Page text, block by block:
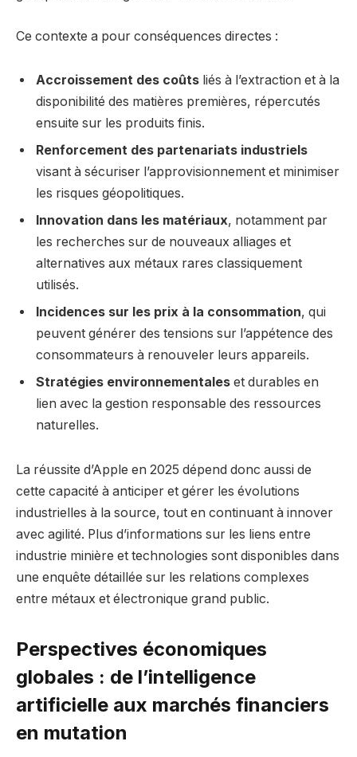
Ce contexte a pour conséquences directes :
Accroissement des coûts liés à l’extraction et à la
disponibilité des matières premières, répercutés
ensuite sur les produits finis.
Renforcement des partenariats industriels
visant à sécuriser l’approvisionnement et minimiser
les risques géopolitiques.
Innovation dans les matériaux, notamment par
les recherches sur de nouveaux alliages et
alternatives aux métaux rares classiquement
utilisés.
Incidences sur les prix à la consommation, qui
peuvent générer des tensions sur l’appétence des
consommateurs à renouveler leurs appareils.
Stratégies environnementales et durables en
lien avec la gestion responsable des ressources
naturelles.
La réussite d’Apple en 2025 dépend donc aussi de
cette capacité à anticiper et gérer les évolutions
industrielles à la source, tout en continuant à innover
avec agilité. Plus d’informations sur les liens entre
industrie minière et technologies sont disponibles dans
une enquête détaillée sur les relations complexes
entre métaux et électronique grand public.
Perspectives économiques
globales : de l’intelligence
artificielle aux marchés financiers
en mutation